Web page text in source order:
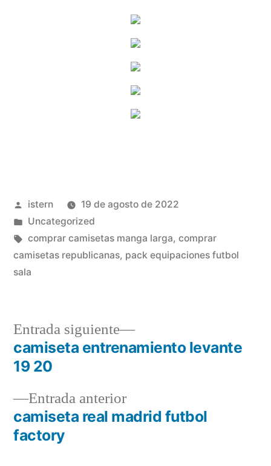
Publicado
por
istern
19 de agosto de 2022
Publicado
en
Uncategorized
Etiquetas:
comprar camisetas manga larga, comprar
camisetas republicanas, pack equipaciones futbol
sala
Navegación
entradas
Entrada anteriorEntrada
anterior:
camiseta real madrid futbol
factory
Entrada siguiente
Entrada
siguiente:
camiseta entrenamiento levante
19 20